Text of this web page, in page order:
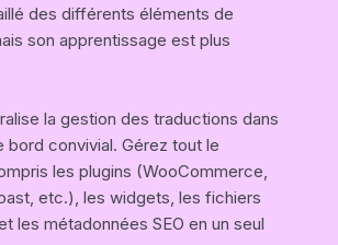
des différents éléments de
son apprentissage est plus
la gestion des traductions dans
bord convivial. Gérez tout le
les plugins (WooCommerce,
etc.), les widgets, les fichiers
les métadonnées SEO en un seul